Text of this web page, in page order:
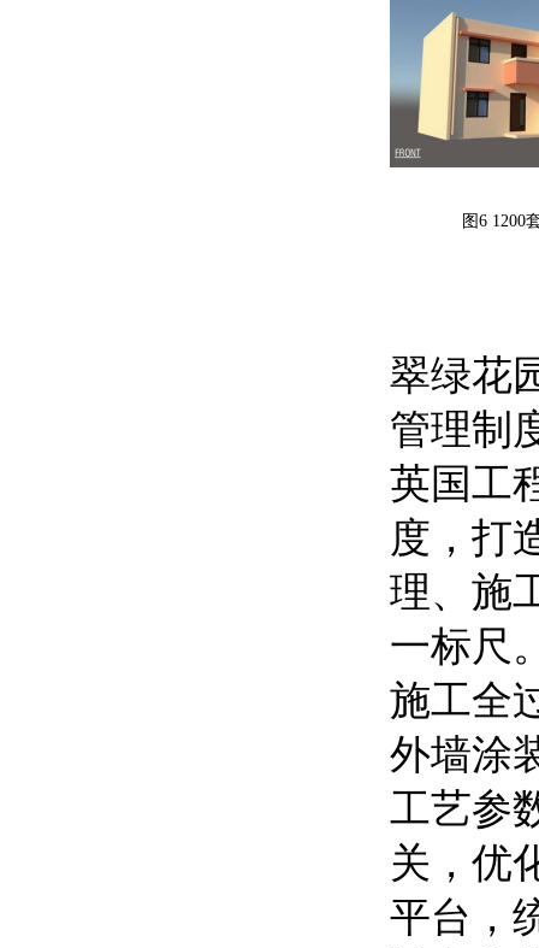
图6 1200
翠绿花
管理制
英国工
度，打
理、施
一标尺
施工全
外墙涂
工艺参
关，优
平台，